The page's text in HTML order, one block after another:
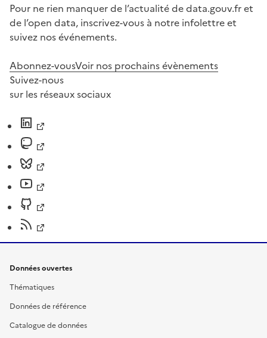
Pour ne rien manquer de l’actualité de data.gouv.fr et
de l’open data, inscrivez-vous à notre infolettre et
suivez nos événements.
Abonnez-vousVoir nos prochains évènements
Suivez-nous
sur les réseaux sociaux
Données ouvertes
Thématiques
Données de référence
Catalogue de données